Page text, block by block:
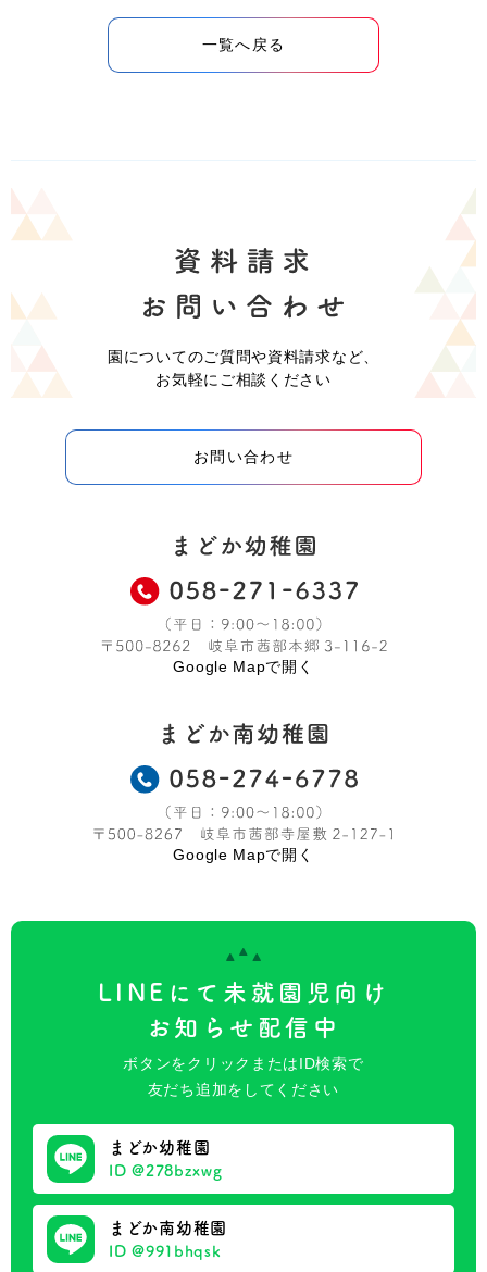
一覧へ戻る
園についてのご質問や資料請求など、
お気軽にご相談ください
お問い合わせ
Google Mapで開く
Google Mapで開く
LINEにて未就園児向け
お知らせ配信中
ボタンをクリックまたはID検索で
友だち追加をしてください
まどか幼稚園
ID @278bzxwg
まどか南幼稚園
ID @991bhqsk